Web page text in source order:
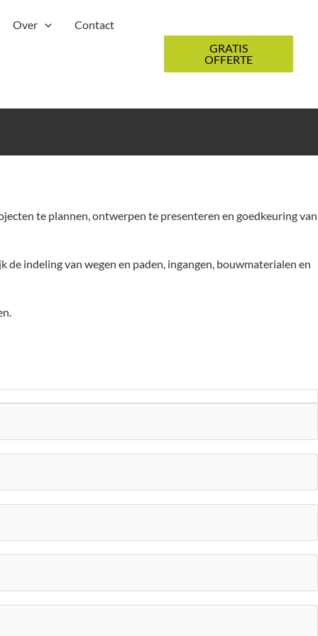
Over Contact
GRATIS
OFFERTE
te plannen, ontwerpen te presenteren en goedkeuring van
indeling van wegen en paden, ingangen, bouwmaterialen en